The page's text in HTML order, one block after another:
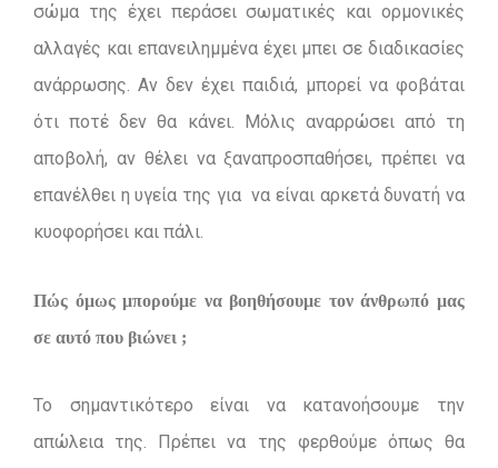
σώμα της έχει περάσει σωματικές και ορμονικές
αλλαγές και επανειλημμένα έχει μπει σε διαδικασίες
ανάρρωσης. Αν δεν έχει παιδιά, μπορεί να φοβάται
ότι ποτέ δεν θα κάνει. Μόλις αναρρώσει από τη
αποβολή, αν θέλει να ξαναπροσπαθήσει, πρέπει να
επανέλθει η υγεία της για να είναι αρκετά δυνατή να
κυοφορήσει και πάλι.
Πώς όμως μπορούμε να βοηθήσουμε τον άνθρωπό μας
σε αυτό που βιώνει ;
Το σημαντικότερο είναι να κατανοήσουμε την
απώλεια της. Πρέπει να της φερθούμε όπως θα